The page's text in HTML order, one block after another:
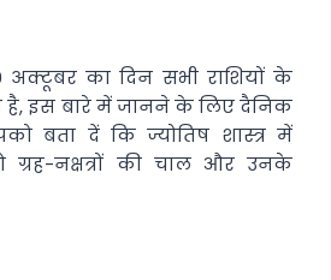
अक्टूबर का दिन सभी राशियों के
है, इस बारे में जानने के लिए दैनिक
बता दें कि ज्योतिष शास्त्र में
नक्षत्रों की चाल और उनके